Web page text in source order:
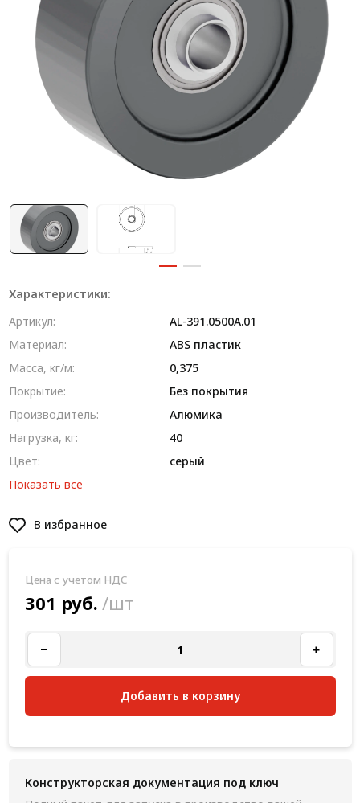
Система V-паза NEW!
Алюминиевые промышленные ограждения
Алюминиевая промышленная мебель
Крейты и кассеты Subrack systems
Профиль строительного назначения
Радиаторный алюминиевый профиль NEW!
Лист алюминиевый
Метрический крепеж
Конструкции из профиля
Услуги дополнительной обработки профиля
Характеристики:
Артикул:
AL-391.0500A.01
Материал:
ABS пластик
Масса, кг/м:
0,375
Покрытие:
Без покрытия
Производитель:
Алюмика
Нагрузка, кг:
40
Цвет:
серый
Показать все
В избранное
Цена с учетом НДС
301 руб. /шт
Добавить в корзину
Конструкторская документация под ключ